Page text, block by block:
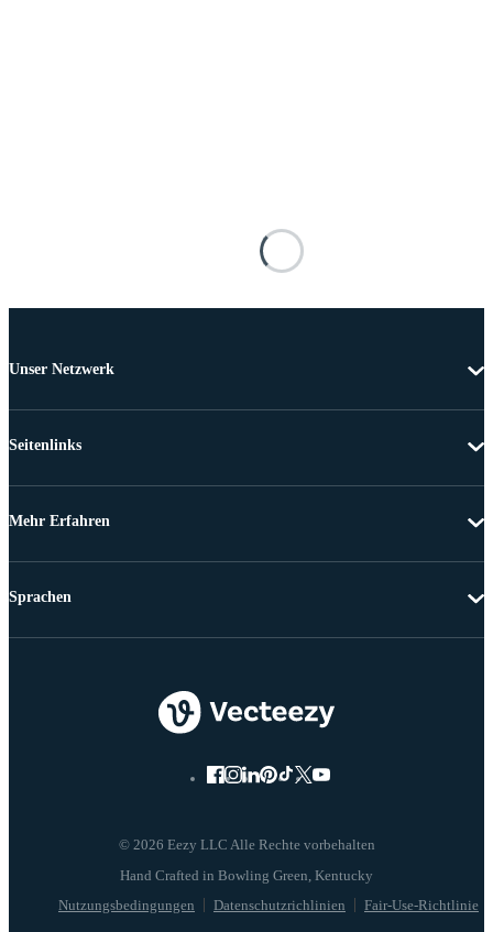
Unser Netzwerk
Seitenlinks
Mehr Erfahren
© 2026 Eezy LLC Alle Rechte vorbehalten
Nutzungsbedingungen Datenschutzrichlinien Fair-Use-Richtlinie
Sprachen